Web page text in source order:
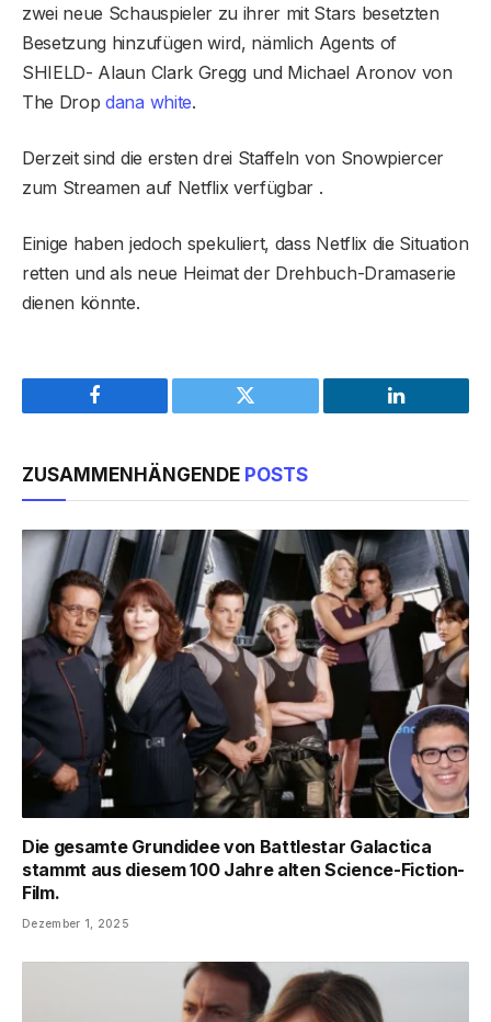
zwei neue Schauspieler zu ihrer mit Stars besetzten
Besetzung hinzufügen wird, nämlich Agents of
SHIELD- Alaun Clark Gregg und Michael Aronov von
The Dropdana white.
Derzeit sind die ersten drei Staffeln von Snowpiercer
zum Streamen auf Netflix verfügbar .
Einige haben jedoch spekuliert, dass Netflix die Situation
retten und als neue Heimat der Drehbuch-Dramaserie
dienen könnte.
Facebook Twitter LinkedIn
ZUSAMMENHÄNGENDE POSTS
Die gesamte Grundidee von Battlestar Galactica
stammt aus diesem 100 Jahre alten Science-Fiction-
Film.
Dezember 1, 2025